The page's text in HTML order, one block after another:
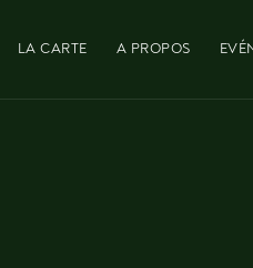
LA CARTE A PROPOS